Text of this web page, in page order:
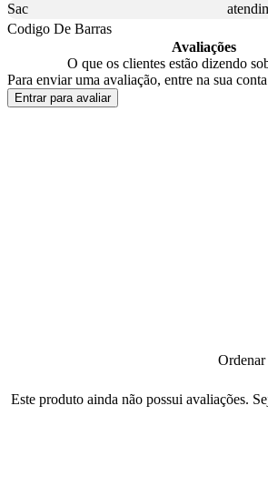
Sac
Codigo De Barras
Avaliações
O que os clientes estão dizendo
Para enviar uma avaliação, entre na sua
Entrar para avaliar
Ordenar
Este produto ainda não possui avaliações.